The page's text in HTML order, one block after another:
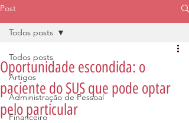
Post
Todos posts
Artigos
Administração de Pessoal
Financeiro
Todos posts
Oportunidade escondida: o
paciente do SUS que pode optar
pelo particular